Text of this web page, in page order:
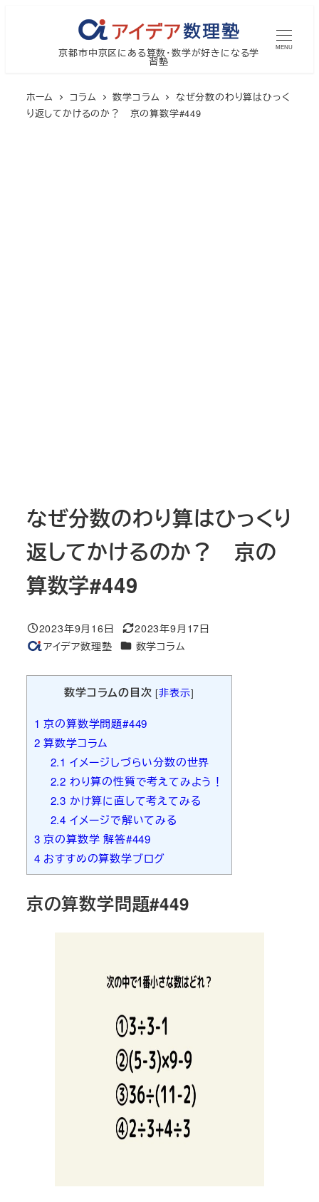
京都市中京区にある算数・数学が好きになる学
習塾
MENU
ホーム コラム 数学コラム
なぜ分数のわり算はひっく
り返してかけるのか？ 京の算数学#449
なぜ分数のわり算はひっくり
返してかけるのか？ 京の
算数学#449
投稿日
2023年9月16日
更新日
2023年9月17日
著
アイデア数理塾 カテゴリー
数学コラム
数学コラムの目次 [非表示]
1 京の算数学問題#449
2 算数学コラム
2.1 イメージしづらい分数の世界
2.2 わり算の性質で考えてみよう！
2.3 かけ算に直して考えてみる
2.4 イメージで解いてみる
3 京の算数学 解答#449
4 おすすめの算数学ブログ
京の算数学問題#449